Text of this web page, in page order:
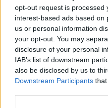
opt-out request is processed
interest-based ads based on
us or personal information
your opt-out. You may
disclosure of your personal
IAB’s list of downstream
also be disclosed by us to
Downstream Participants